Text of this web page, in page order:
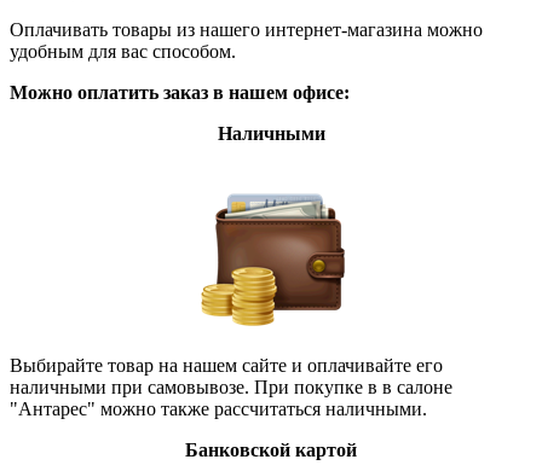
Оплачивать товары из нашего интернет-магазина можно
удобным для вас способом.
Можно оплатить заказ в нашем офисе:
Наличными
Выбирайте товар на нашем сайте и оплачивайте его
наличными при самовывозе. При покупке в в салоне
"Антарес" можно также рассчитаться наличными.
Банковской картой